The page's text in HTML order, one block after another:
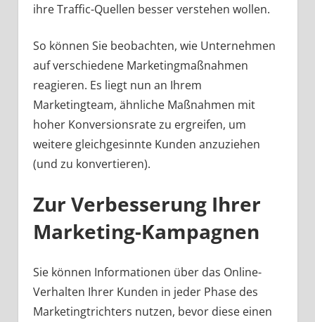
ihre Traffic-Quellen besser verstehen wollen.
So können Sie beobachten, wie Unternehmen
auf verschiedene Marketingmaßnahmen
reagieren. Es liegt nun an Ihrem
Marketingteam, ähnliche Maßnahmen mit
hoher Konversionsrate zu ergreifen, um
weitere gleichgesinnte Kunden anzuziehen
(und zu konvertieren).
Zur Verbesserung Ihrer
Marketing-Kampagnen
Sie können Informationen über das Online-
Verhalten Ihrer Kunden in jeder Phase des
Marketingtrichters nutzen, bevor diese einen